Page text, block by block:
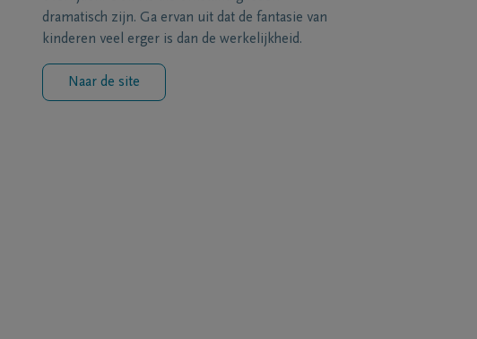
dramatisch zijn. Ga ervan uit dat de fantasie van
kinderen veel erger is dan de werkelijkheid.
Naar de site